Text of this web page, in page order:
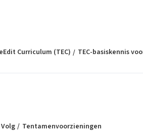
Curriculum (TEC) TEC-basiskennis
Tentamenvoorzieningen